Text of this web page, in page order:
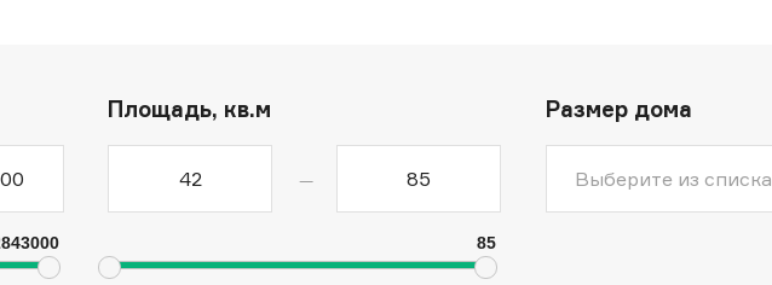
Площадь, кв.м
—
85
Размер дома
Выберите из списка